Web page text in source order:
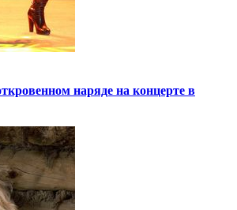
наряде на концерте в